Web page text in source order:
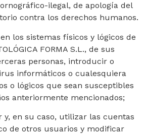
ilegal, de apología del
contra los derechos humanos.
los sistemas físicos y lógicos de
FORMA S.L., de sus
personas, introducir o
informáticos o cualesquiera
o lógicos que sean susceptibles
anteriormente mencionados;
y, en su caso, utilizar las cuentas
de otros usuarios y modificar